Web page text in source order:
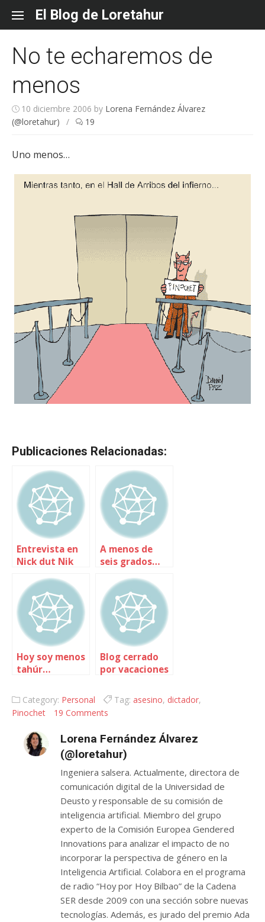
content
El Blog de Loretahur
No te echaremos de
menos
10 diciembre 2006 by Lorena Fernández Álvarez
(@loretahur)
/ 19
Uno menos…
Publicaciones Relacionadas:
Entrevista en
Nick dut Nik
A menos de
seis grados…
Hoy soy menos
tahúr…
Blog cerrado
por vacaciones
Category: Personal Tag: asesino, dictador,
Pinochet
19 Comments
Lorena Fernández Álvarez
(@loretahur)
Ingeniera salsera. Actualmente, directora de
comunicación digital de la Universidad de
Deusto y responsable de su comisión de
inteligencia artificial. Miembro del grupo
experto de la Comisión Europea Gendered
Innovations para analizar el impacto de no
incorporar la perspectiva de género en la
Inteligencia Artificial. Colabora en el programa
de radio “Hoy por Hoy Bilbao” de la Cadena
SER desde 2009 con una sección sobre nuevas
tecnologías. Además, es jurado del premio Ada